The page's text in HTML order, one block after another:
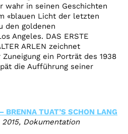
wahr in seinen Geschichten
«blauen Licht der letzten
den goldenen
Angeles. DAS ERSTE
ARLEN zeichnet
ein Porträt des 1938
die Aufführung seiner
BRENNA TUAT’S SCHON LANG
Dokumentation